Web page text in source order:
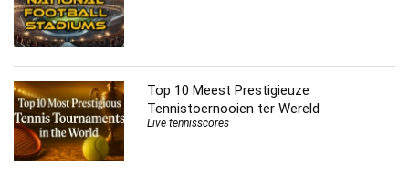
Top 10 Meest Prestigieuze
Tennistoernooien ter Wereld
Live tennisscores